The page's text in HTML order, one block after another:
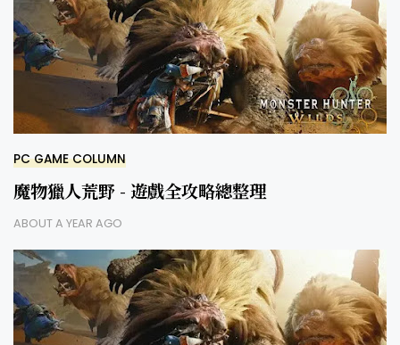
PC GAME COLUMN
魔物獵人荒野 - 遊戲全攻略總整理
ABOUT A YEAR AGO